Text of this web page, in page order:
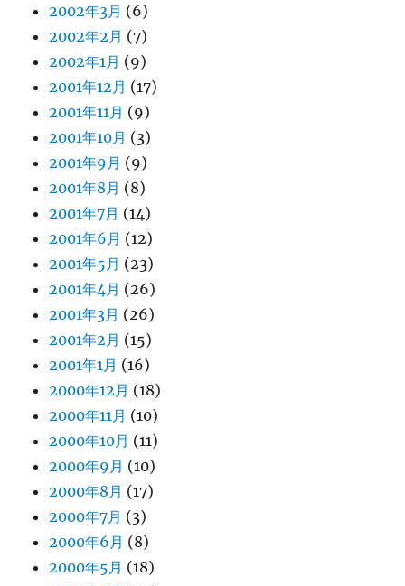
2002年3月 (6)
2002年2月 (7)
2002年1月 (9)
2001年12月 (17)
2001年11月 (9)
2001年10月 (3)
2001年9月 (9)
2001年8月 (8)
2001年7月 (14)
2001年6月 (12)
2001年5月 (23)
2001年4月 (26)
2001年3月 (26)
2001年2月 (15)
2001年1月 (16)
2000年12月 (18)
2000年11月 (10)
2000年10月 (11)
2000年9月 (10)
2000年8月 (17)
2000年7月 (3)
2000年6月 (8)
2000年5月 (18)